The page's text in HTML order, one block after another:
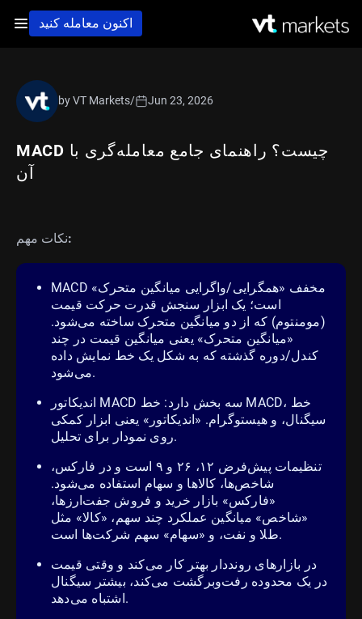
اکنون معامله کنید
MACD چیست؟ راهنمای جامع معامله‌گری با
آن
by VT Markets/ Jun 23, 2026
نکات مهم:
MACD مخفف «همگرایی/واگرایی میانگین متحرک»
است؛ یک ابزار سنجش قدرت حرکت قیمت
(مومنتوم) که از دو میانگین متحرک ساخته می‌شود.
«میانگین متحرک» یعنی میانگین قیمت در چند
کندل/دوره گذشته که به شکل یک خط نمایش داده
می‌شود.
اندیکاتور MACD سه بخش دارد: خط MACD، خط
سیگنال، و هیستوگرام. «اندیکاتور» یعنی ابزار کمکی
روی نمودار برای تحلیل.
تنظیمات پیش‌فرض ۱۲، ۲۶ و ۹ است و در فارکس،
شاخص‌ها، کالاها و سهام استفاده می‌شود.
«فارکس» بازار خرید و فروش جفت‌ارزها،
«شاخص» میانگین عملکرد چند سهم، «کالا» مثل
طلا و نفت، و «سهام» سهم شرکت‌ها است.
در بازارهای رونددار بهتر کار می‌کند و وقتی قیمت
در یک محدوده رفت‌وبرگشت می‌کند، بیشتر سیگنال
اشتباه می‌دهد.